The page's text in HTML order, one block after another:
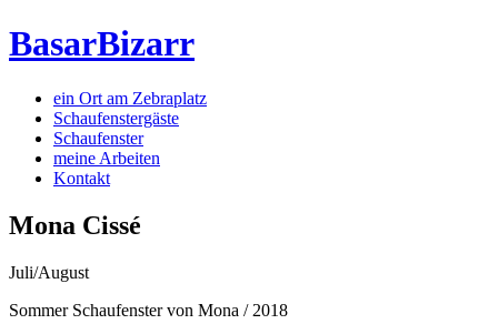
BasarBizarr
ein Ort am Zebraplatz
Schaufenster­gäste
Schaufenster
meine Arbeiten
Kontakt
Mona Cissé
Juli/August
Sommer Schaufenster von Mona / 2018